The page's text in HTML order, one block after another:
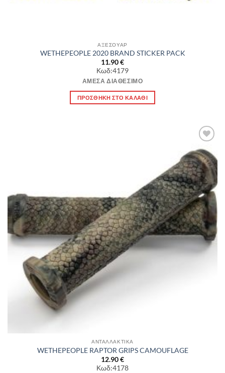
ΑΞΕΣΟΥΑΡ
WETHEPEOPLE 2020 BRAND STICKER PACK
11.90€
Κωδ:4179
ΆΜΕΣΑ ΔΙΑΘΈΣΙΜΟ
ΠΡΟΣΘΉΚΗ ΣΤΟ ΚΑΛΆΘΙ
Πρόσθήκη
στην λίστα
επιθυμιών
ΑΝΤΑΛΛΑΚΤΙΚΑ
WETHEPEOPLE RAPTOR GRIPS CAMOUFLAGE
12.90€
Κωδ:4178